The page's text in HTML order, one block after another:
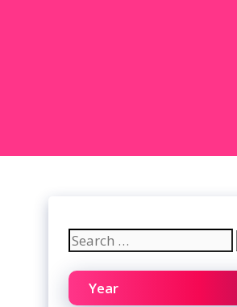
Search
for:
Year